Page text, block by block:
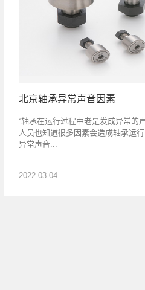
北京轴承异常声音因素
“轴承在运行过程中老是发成异常的
人员也知道很多因素会造成轴承运
异常声音...
2022-03-04